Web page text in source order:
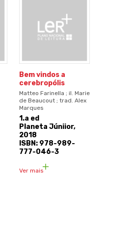
Bem vindos a
cerebropólis
Matteo Farinella ; il. Marie
de Beaucout ; trad. Alex
Marques
1.a ed
Planeta Júniior,
2018
ISBN: 978-989-
777-046-3
Ver mais